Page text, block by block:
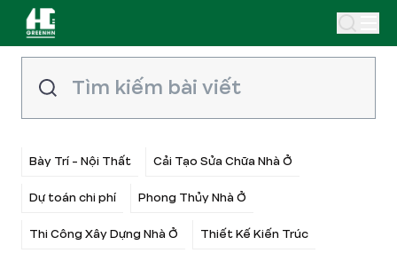
Bày Trí - Nội Thất Cải Tạo Sửa Chữa Nhà Ở
Dự toán chi phí Phong Thủy Nhà Ở
Thi Công Xây Dựng Nhà Ở Thiết Kế Kiến Trúc